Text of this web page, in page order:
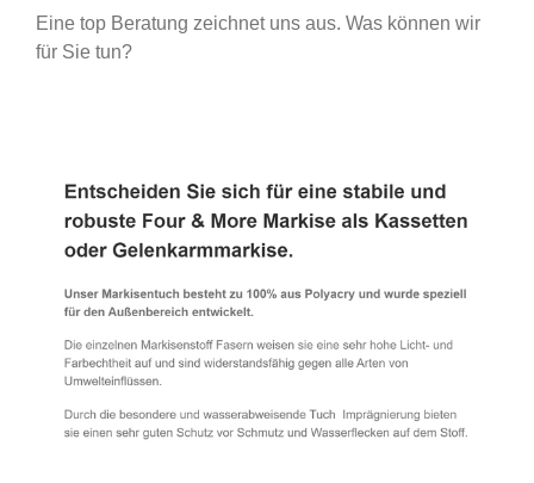
Eine top Beratung zeichnet uns aus. Was können wir
für Sie tun?